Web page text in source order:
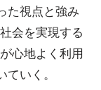
た視点と強み
会を実現する
心地よく利用
いく。